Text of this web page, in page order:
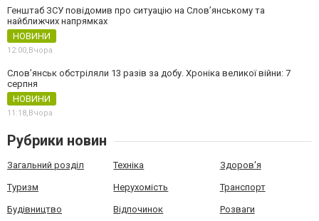
Генштаб ЗСУ повідомив про ситуацію на Слов’янському та
найближчих напрямках
НОВИНИ
12:00,Вчора
Слов’янськ обстріляли 13 разів за добу. Хроніка великої війни: 7
серпня
НОВИНИ
11:18,Вчора
Рубрики новин
Загальний розділ Техніка Здоров'я
Туризм Нерухомість Транспорт
Будівництво Відпочинок Розваги